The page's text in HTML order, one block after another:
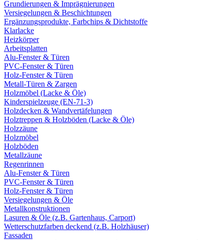
Grundierungen & Imprägnierungen
Versiegelungen & Beschichtungen
Ergänzungsprodukte, Farbchips & Dichtstoffe
Klarlacke
Heizkörper
Arbeitsplatten
Alu-Fenster & Türen
PVC-Fenster & Türen
Holz-Fenster & Türen
Metall-Türen & Zargen
Holzmöbel (Lacke & Öle)
Kinderspielzeuge (EN-71-3)
Holzdecken & Wandvertäfelungen
Holztreppen & Holzböden (Lacke & Öle)
Holzzäune
Holzmöbel
Holzböden
Metallzäune
Regenrinnen
Alu-Fenster & Türen
PVC-Fenster & Türen
Holz-Fenster & Türen
Versiegelungen & Öle
Metallkonstruktionen
Lasuren & Öle (z.B. Gartenhaus, Carport)
Wetterschutzfarben deckend (z.B. Holzhäuser)
Fassaden